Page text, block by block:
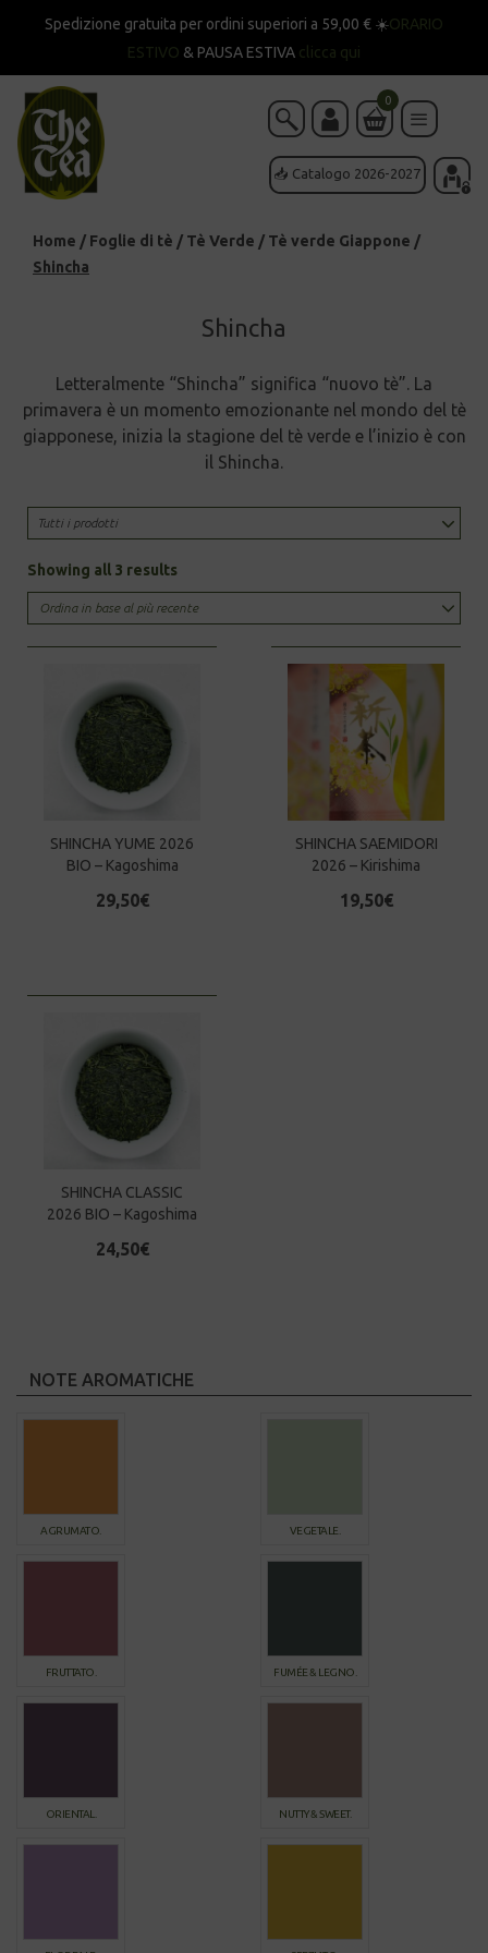
Spedizione gratuita per ordini superiori a 59,00 € ☀️ORARIO
ESTIVO & PAUSA ESTIVA clicca qui
📥 Catalogo 2026-2027
0
Home / Foglie di tè / Tè Verde / Tè verde Giappone /
Shincha
Shincha
Letteralmente “Shincha” significa “nuovo tè”. La
primavera è un momento emozionante nel mondo del tè
giapponese, inizia la stagione del tè verde e l’inizio è con
il Shincha.
NOTE AROMATICHE
AGRUMATO. VEGETALE.
FRUTTATO. FUMÉE & LEGNO.
ORIENTAL. NUTTY & SWEET.
Tutti i prodotti
Showing all 3 resultsSorted
by
latest
SHINCHA YUME 2026
BIO – Kagoshima
29,50€
SHINCHA SAEMIDORI
2026 – Kirishima
19,50€
SHINCHA CLASSIC
2026 BIO – Kagoshima
24,50€